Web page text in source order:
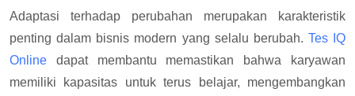
Adaptasi terhadap perubahan merupakan karakteristik
penting dalam bisnis modern yang selalu berubah. Tes IQ
Online dapat membantu memastikan bahwa karyawan
memiliki kapasitas untuk terus belajar, mengembangkan